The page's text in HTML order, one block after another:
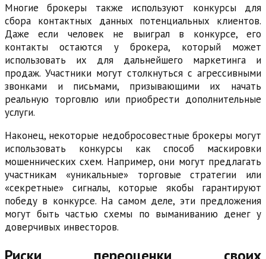
Многие брокеры также используют конкурсы для
сбора контактных данных потенциальных клиентов.
Даже если человек не выиграл в конкурсе, его
контакты остаются у брокера, который может
использовать их для дальнейшего маркетинга и
продаж. Участники могут столкнуться с агрессивными
звонками и письмами, призывающими их начать
реальную торговлю или приобрести дополнительные
услуги.
Наконец, некоторые недобросовестные брокеры могут
использовать конкурсы как способ маскировки
мошеннических схем. Например, они могут предлагать
участникам «уникальные» торговые стратегии или
«секретные» сигналы, которые якобы гарантируют
победу в конкурсе. На самом деле, эти предложения
могут быть частью схемы по выманиванию денег у
доверчивых инвесторов.
Риски переоценки своих